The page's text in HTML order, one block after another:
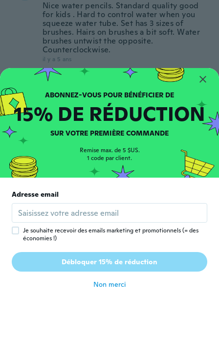
Nice water pencils. Standard quality good
for kids . Hard to control water when you
squeeze water tube. Set has 3 sizes of
brushes. Hairs on brushes a bit soft. Water
brushes untwist the opposite.
Counterclockwise.
il y a 5 ans
E Inscrit depuis 2017 · 38 avis · 25 chargements
Perfeito como anunciado
il y a 5 ans
Inscrit depuis 2017 · 133 avis · 5
il y a 5 ans
L Letícia
Inscrit depuis 2018 · 5 avis
Fernanda
Inscrit depuis 2020 · 3 avis
15% DE RÉDUCTION
SUR VOTRE PREMIÈRE COMMANDE
Remise max. de 5 $US.
1 code par client.
Adresse email
Je souhaite recevoir des emails marketing et promotionnels (= des
économies !)
Débloquer 15% de réduction
Non merci